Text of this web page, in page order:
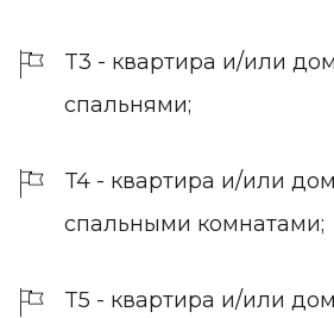
T3 - квартира и/или
спальнями;
T4 - квартира и/или
спальными комнатами;
T5 - квартира и/или